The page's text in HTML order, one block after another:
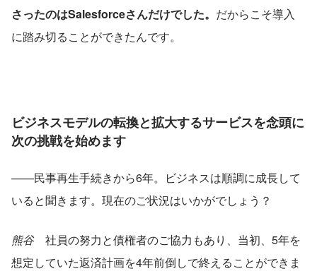
さったのはSalesforceさんだけでした。 だからこそ導入
に踏み切ることができたんです。
ビジネスモデルの転換と拡大するサービスを念頭に
次の挑戦を始めます
——民事再生手続きから6年。ビジネスは順調に成長して
いると聞きます。現在のご状況はいかがでしょう？
熊谷 社員の努力と債権者のご協力もあり、当初、5年を
想定していた返済計画を4年前倒しで終えることができま